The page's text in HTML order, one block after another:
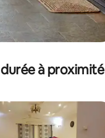
à proximité